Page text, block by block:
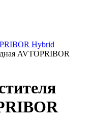
Hybrid
AVTOPRIBOR